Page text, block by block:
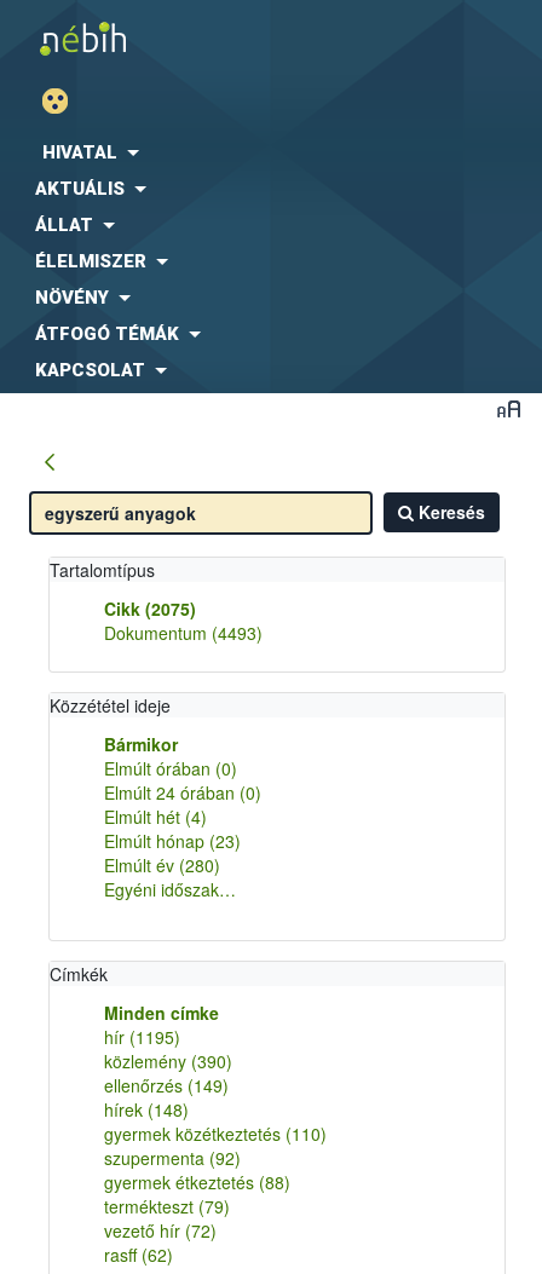
HIVATAL
AKTUÁLIS
ÁLLAT
ÉLELMISZER
NÖVÉNY
ÁTFOGÓ TÉMÁK
KAPCSOLAT
Keresés
Tartalomtípus
Cikk (2075)
Dokumentum (4493)
Közzététel ideje
Bármikor
Elmúlt órában (0)
Elmúlt 24 órában (0)
Elmúlt hét (4)
Elmúlt hónap (23)
Elmúlt év (280)
Egyéni időszak…
Címkék
Minden címke
hír (1195)
közlemény (390)
ellenőrzés (149)
hírek (148)
gyermek közétkeztetés (110)
szupermenta (92)
gyermek étkeztetés (88)
termékteszt (79)
vezető hír (72)
rasff (62)